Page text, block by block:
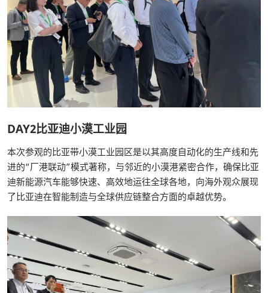
DAY2比亚迪小漠工业园
本次参观的比亚带小漠工业园区是以其高度自动化的生产线和先
进的“厂港联动”模式著称，与邻近的小漠港紧密合作，确保比亚
迪新能源汽车能够快速、高效地运往全球各地，向海外观众展现
了比亚迪在智能制造与全球供应链整合方面的卓越优势。